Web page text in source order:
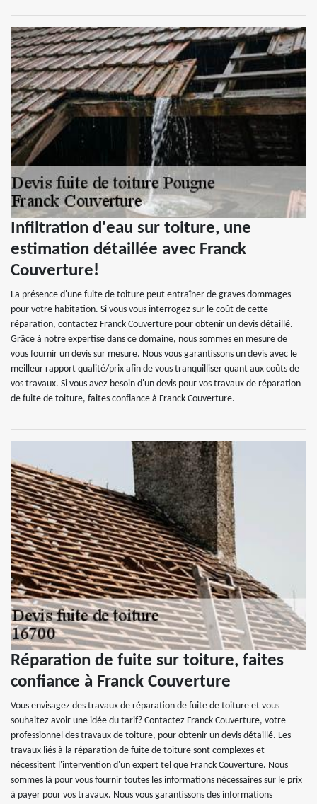
Infiltration d'eau sur toiture, une
estimation détaillée avec Franck
Couverture!
La présence d'une fuite de toiture peut entraîner de graves dommages
pour votre habitation. Si vous vous interrogez sur le coût de cette
réparation, contactez Franck Couverture pour obtenir un devis détaillé.
Grâce à notre expertise dans ce domaine, nous sommes en mesure de
vous fournir un devis sur mesure. Nous vous garantissons un devis avec le
meilleur rapport qualité/prix afin de vous tranquilliser quant aux coûts de
vos travaux. Si vous avez besoin d'un devis pour vos travaux de réparation
de fuite de toiture, faites confiance à Franck Couverture.
Réparation de fuite sur toiture, faites
confiance à Franck Couverture
Vous envisagez des travaux de réparation de fuite de toiture et vous
souhaitez avoir une idée du tarif? Contactez Franck Couverture, votre
professionnel des travaux de toiture, pour obtenir un devis détaillé. Les
travaux liés à la réparation de fuite de toiture sont complexes et
nécessitent l'intervention d'un expert tel que Franck Couverture. Nous
sommes là pour vous fournir toutes les informations nécessaires sur le prix
à payer pour vos travaux. Nous vous garantissons des informations